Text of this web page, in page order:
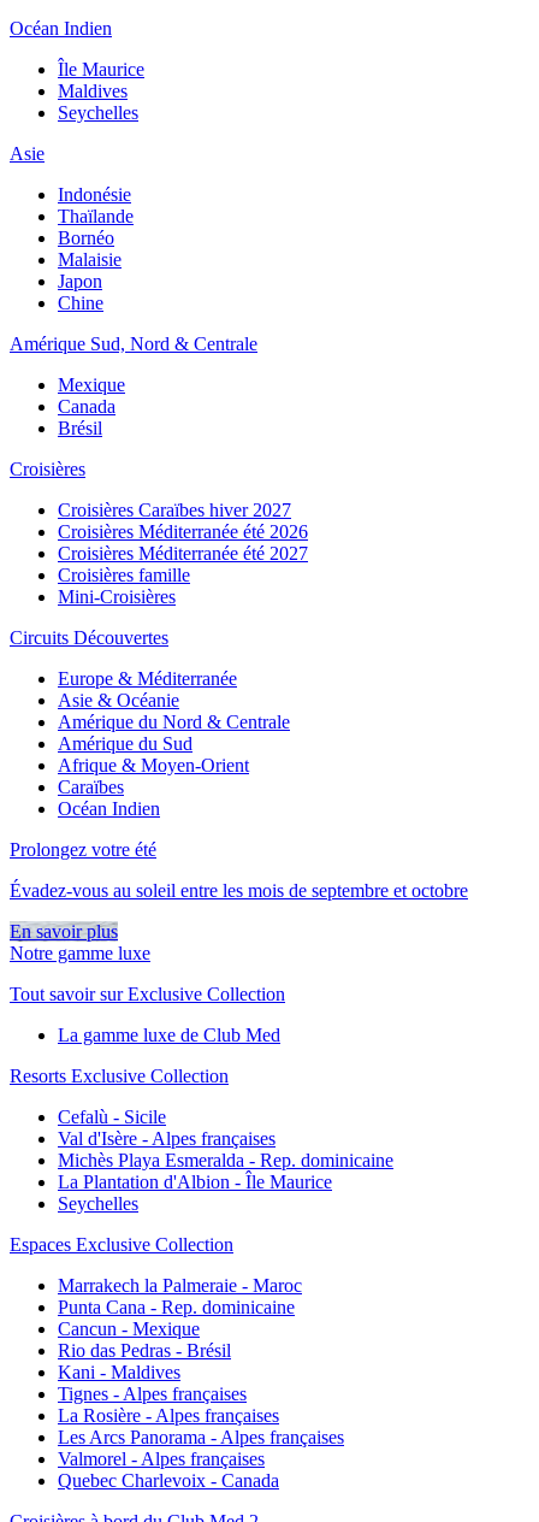
Océan Indien
Île Maurice
Maldives
Seychelles
Asie
Indonésie
Thaïlande
Bornéo
Malaisie
Japon
Chine
Amérique Sud, Nord & Centrale
Mexique
Canada
Brésil
Croisières
Croisières Caraïbes hiver 2027
Croisières Méditerranée été 2026
Croisières Méditerranée été 2027
Croisières famille
Mini-Croisières
Circuits Découvertes
Europe & Méditerranée
Asie & Océanie
Amérique du Nord & Centrale
Amérique du Sud
Afrique & Moyen-Orient
Caraïbes
Océan Indien
Prolongez votre été
Évadez-vous au soleil entre les mois de septembre et octobre
En savoir plus
Notre gamme luxe
Tout savoir sur Exclusive Collection
La gamme luxe de Club Med
Resorts Exclusive Collection
Cefalù - Sicile
Val d'Isère - Alpes françaises
Michès Playa Esmeralda - Rep. dominicaine
La Plantation d'Albion - Île Maurice
Seychelles
Espaces Exclusive Collection
Marrakech la Palmeraie - Maroc
Punta Cana - Rep. dominicaine
Cancun - Mexique
Rio das Pedras - Brésil
Kani - Maldives
Tignes - Alpes françaises
La Rosière - Alpes françaises
Les Arcs Panorama - Alpes françaises
Valmorel - Alpes françaises
Quebec Charlevoix - Canada